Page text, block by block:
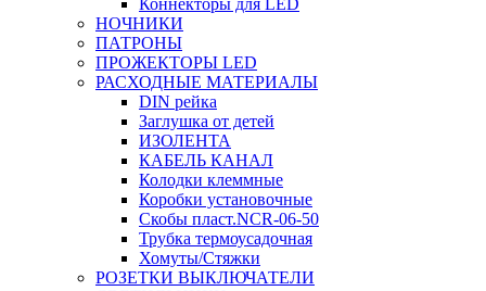
Коннекторы для LED
НОЧНИКИ
ПАТРОНЫ
ПРОЖЕКТОРЫ LED
РАСХОДНЫЕ МАТЕРИАЛЫ
DIN рейка
Заглушка от детей
ИЗОЛЕНТА
КАБЕЛЬ КАНАЛ
Колодки клеммные
Коробки установочные
Скобы пласт.NCR-06-50
Трубка термоусадочная
Хомуты/Стяжки
РОЗЕТКИ ВЫКЛЮЧАТЕЛИ